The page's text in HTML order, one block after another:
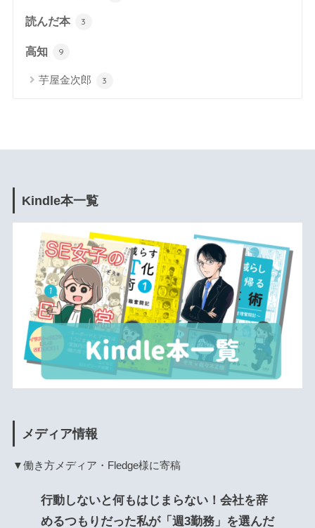
読んだ本 3
高知 9
芋屋金次郎 3
Kindle本一覧
メディア情報
▼働き方メディア・Fledge様に寄稿
行動しないと何もはじまらない！会社を辞
めるつもりだった私が「週3勤務」を選んだ